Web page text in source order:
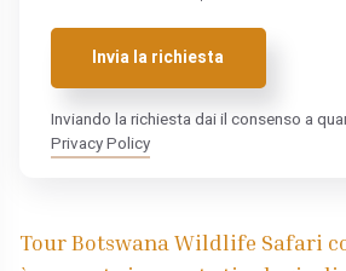
Invia la richiesta
Inviando la richiesta dai il consenso a
Privacy Policy
Tour Botswana Wildlife Safari